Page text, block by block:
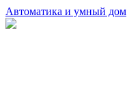
Автоматика и умный дом